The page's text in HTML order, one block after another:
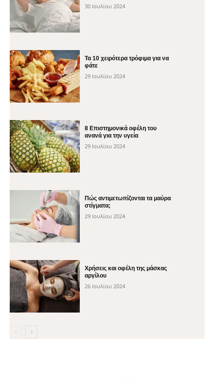
30 Ιουλίου 2024
Τα 10 χειρότερα τρόφιμα για να
φάτε
29 Ιουλίου 2024
8 Επιστημονικά οφέλη του
ανανά για την υγεία
29 Ιουλίου 2024
Πώς αντιμετωπίζονται τα μαύρα
στίγματα;
29 Ιουλίου 2024
Χρήσεις και οφέλη της μάσκας
αργίλου
26 Ιουλίου 2024